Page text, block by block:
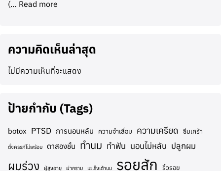
(… Read more
ความคิดเห็นล่าสุด
ไม่มีความเห็นที่จะแสดง
ป้ายกำกับ (Tags)
botox PTSD การนอนหลับ ความจำเสื่อม ความเครียด ซึมเศร้า
ตั้งครรภ์ไม่พร้อม ตาสองชั้น ทำนม ทำฟัน นอนไม่หลับ ปลูกผม
ผมร่วง ผู้สูงอายุ ผ่ากราม มะเร็งเต้านม รอยสัก ริ้วรอย